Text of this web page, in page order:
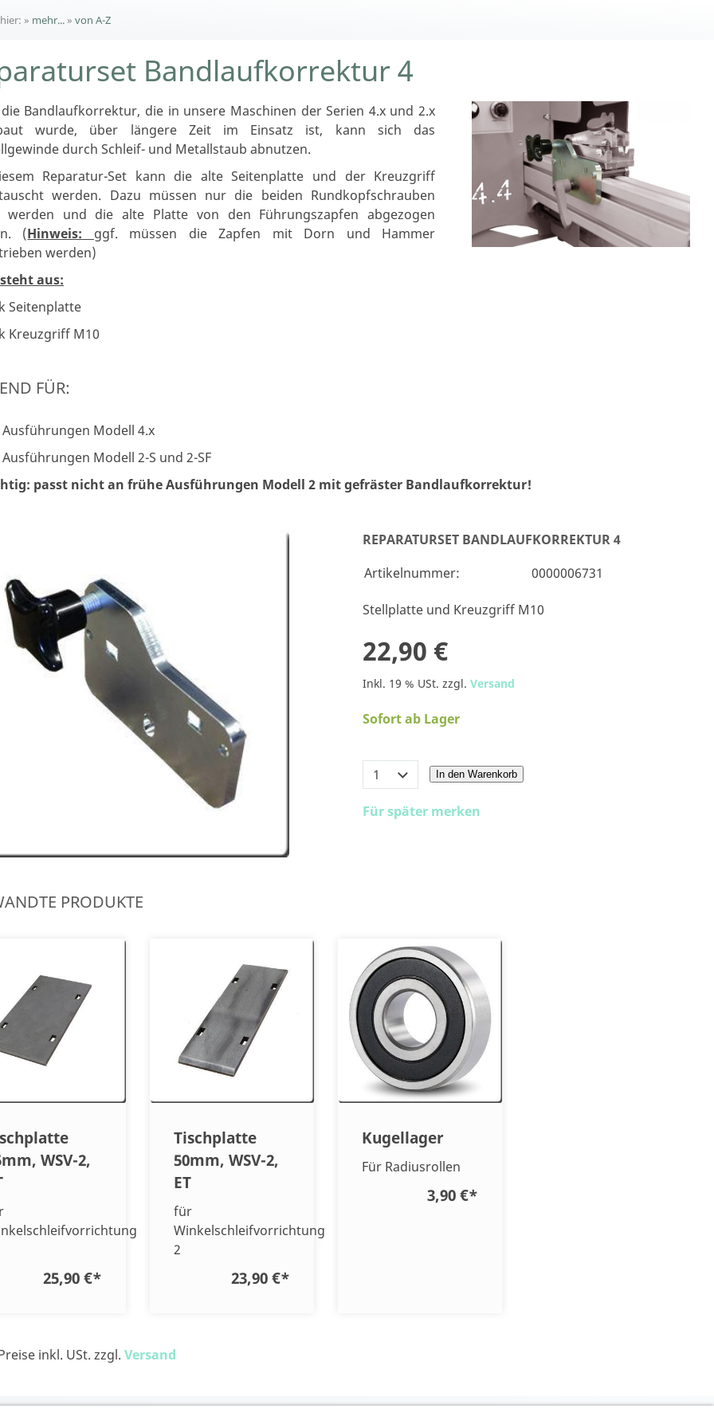
» mehr...» von A-Z
Bandlaufkorrektur 4
Bandlaufkorrektur, die in unsere Maschinen der Serien 4.x und 2.x
wurde, über längere Zeit im Einsatz ist, kann sich das
durch Schleif- und Metallstaub abnutzen.
Reparatur-Set kann die alte Seitenplatte und der Kreuzgriff
werden. Dazu müssen nur die beiden Rundkopfschrauben
werden und die alte Platte von den Führungszapfen abgezogen
(Hinweis: ggf. müssen die Zapfen mit Dorn und Hammer
werden)
aus:
Seitenplatte
Kreuzgriff M10
FÜR:
Ausführungen Modell 4.x
Ausführungen Modell 2-S und 2-SF
passt nicht an frühe Ausführungen Modell 2 mit gefräster Bandlaufkorrektur!
REPARATURSET BANDLAUFKORREKTUR 4
Artikelnummer:
0000006731
Stellplatte und Kreuzgriff M10
22,90 €
Inkl. 19 % USt. zzgl. Versand
Sofort ab Lager
In den Warenkorb
Für später merken
PRODUKTE
WSV-2,
25,90 €*
Tischplatte
50mm, WSV-2,
ET
für
Winkelschleifvorrichtung
2
23,90 €*
Kugellager
Für Radiusrollen
3,90 €*
inkl. USt. zzgl. Versand